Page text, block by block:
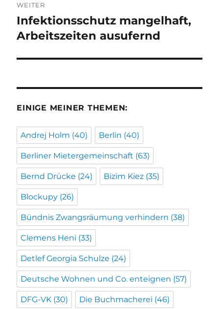
WEITER
Nächster
Beitrag:
Infektionsschutz mangelhaft,
Arbeitszeiten ausufernd
EINIGE MEINER THEMEN:
Andrej Holm (40) Berlin (40)
Berliner Mietergemeinschaft (63)
Bernd Drücke (24) Bizim Kiez (35)
Blockupy (26)
Bündnis Zwangsräumung verhindern (38)
Clemens Heni (33)
Detlef Georgia Schulze (24)
Deutsche Wohnen und Co. enteignen (57)
DFG-VK (30) Die Buchmacherei (46)